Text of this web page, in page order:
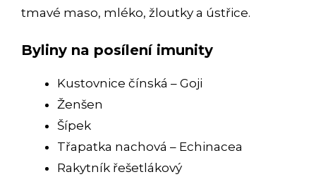
tmavé maso, mléko, žloutky a ústřice.
Byliny na posílení imunity
Kustovnice čínská – Goji
Ženšen
Šípek
Třapatka nachová – Echinacea
Rakytník řešetlákový